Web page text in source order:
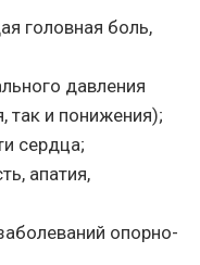
головная боль,
давления
так и понижения);
сердца;
апатия,
опорно-